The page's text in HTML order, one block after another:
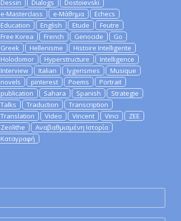
Dessin
Dialogs
Dostoievski
e-Masterclass
e-Μάθημα
Echecs
Education
English Etude
Feutre
Free Korea
French Genocide
Go
Greek
Hellenisme
Histoire Intelligente
Holodomor
Hyperstructure
Intelligence
Interview
Italian lygerismes
Musique
novels
pinterest Poems
Portrait
publication
Sahara Spanish
Strategie
Talks
Traduction
Transcription
Translation
Video Vincent Vinci
ZEE
Zeolithe
Αναβαθμισμένη Ιστορία
Καταγραφή